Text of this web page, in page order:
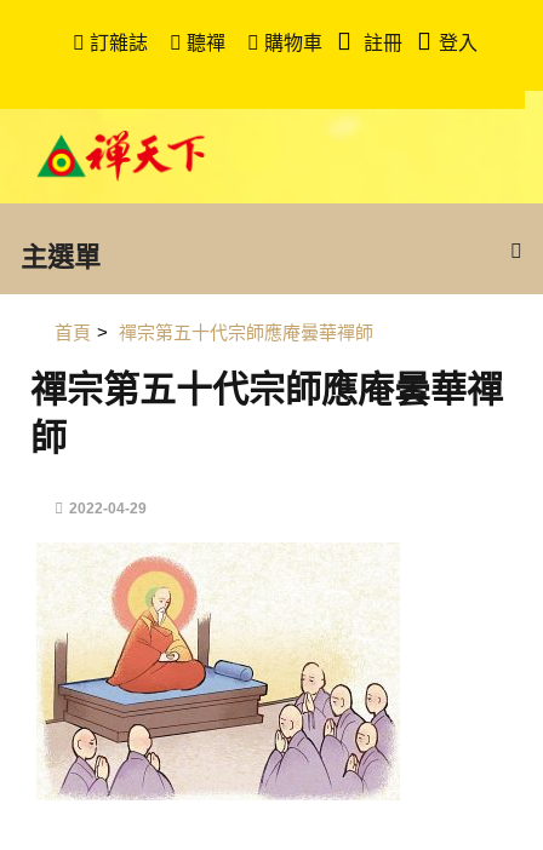
訂雜誌 聽禪 購物車 註冊 登入
主選單
首頁 > 禪宗第五十代宗師應庵曇華禪師
禪宗第五十代宗師應庵曇華禪
師
2022-04-29